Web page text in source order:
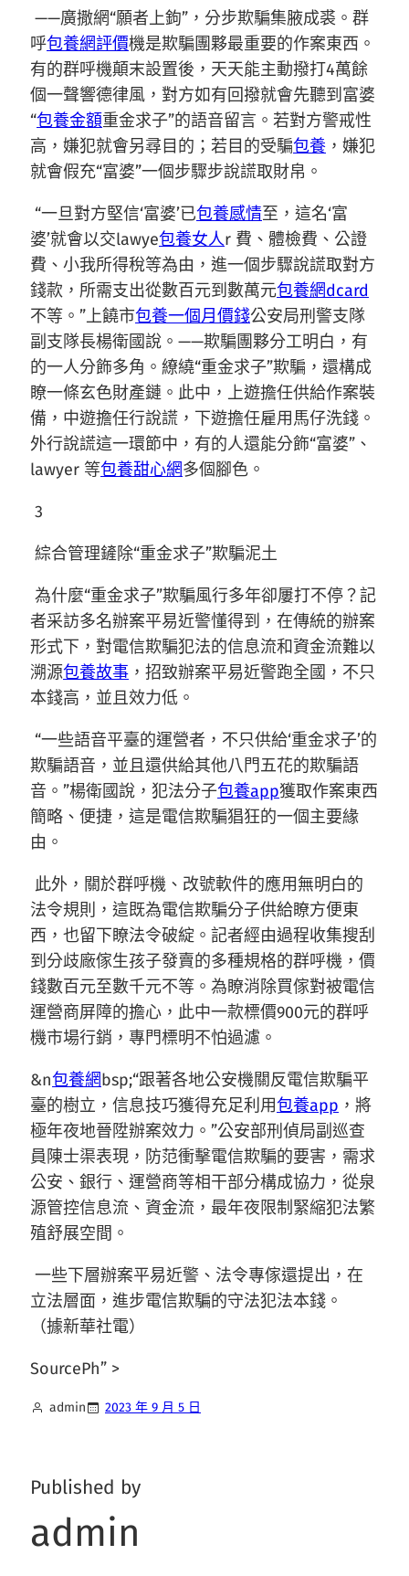
——廣撒網“願者上鉤”，分步欺騙集腋成裘。群
呼包養網評價機是欺騙團夥最重要的作案東西。
有的群呼機顛末設置後，天天能主動撥打4萬餘
個一聲響德律風，對方如有回撥就會先聽到富婆
“包養金額重金求子”的語音留言。若對方警戒性
高，嫌犯就會另尋目的；若目的受騙包養 ，嫌犯
就會假充“富婆”一個步驟步說謊取財帛。
“一旦對方堅信‘富婆’已包養感情至，這名‘富
婆’就會以交lawye包養女人r 費、體檢費、公證
費、小我所得稅等為由，進一個步驟說謊取對方
錢款，所需支出從數百元到數萬元包養網dcard
不等。”上饒市包養一個月價錢公安局刑警支隊
副支隊長楊衛國說。——欺騙團夥分工明白，有
的一人分飾多角。繚繞“重金求子”欺騙，還構成
瞭一條玄色財產鏈。此中，上遊擔任供給作案裝
備，中遊擔任行說謊，下遊擔任雇用馬仔洗錢。
外行說謊這一環節中，有的人還能分飾“富婆”、
lawyer 等包養甜心網多個腳色。
3
綜合管理鏟除“重金求子”欺騙泥土
為什麼“重金求子”欺騙風行多年卻屢打不停？記
者采訪多名辦案平易近警懂得到，在傳統的辦案
形式下，對電信欺騙犯法的信息流和資金流難以
溯源包養故事 ，招致辦案平易近警跑全國，不只
本錢高，並且效力低。
“一些語音平臺的運營者，不只供給‘重金求子’的
欺騙語音，並且還供給其他八門五花的欺騙語
音。”楊衛國說，犯法分子包養app獲取作案東西
簡略、便捷，這是電信欺騙猖狂的一個主要緣
由。
此外，關於群呼機、改號軟件的應用無明白的
法令規則，這既為電信欺騙分子供給瞭方便東
西，也留下瞭法令破綻。記者經由過程收集搜刮
到分歧廠傢生孩子發賣的多種規格的群呼機，價
錢數百元至數千元不等。為瞭消除買傢對被電信
運營商屏障的擔心，此中一款標價900元的群呼
機市場行銷，專門標明不怕過濾。
&n包養網bsp;“跟著各地公安機關反電信欺騙平
臺的樹立，信息技巧獲得充足利用包養app ，將
極年夜地晉陞辦案效力。”公安部刑偵局副巡查
員陳士渠表現，防范衝擊電信欺騙的要害，需求
公安、銀行、運營商等相干部分構成協力，從泉
源管控信息流、資金流，最年夜限制緊縮犯法繁
殖舒展空間。
一些下層辦案平易近警、法令專傢還提出，在
立法層面，進步電信欺騙的守法犯法本錢。
（據新華社電）
SourcePh” >
admin 2023 年 9 月 5 日
Published by
admin